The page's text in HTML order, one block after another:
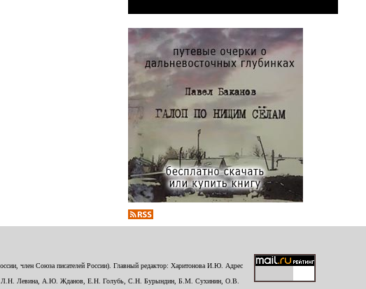
член Союза писателей России). Главный редактор: Харитонова И.Ю. Адрес
Л.Н. Левина, А.Ю. Жданов, Е.Н. Голубь, С.Н. Бурындин, Б.М. Сухинин, О.В.